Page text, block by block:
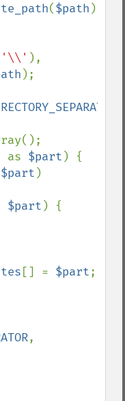
($path )
'\\'
);
as $part ) {
$part )
$part ) {
[] = $part;